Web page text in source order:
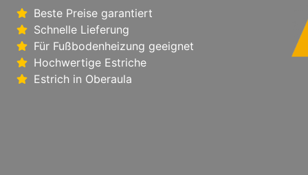
Beste Preise garantiert
Schnelle Lieferung
Für Fußbodenheizung geeignet
Hochwertige Estriche
Estrich in Oberaula